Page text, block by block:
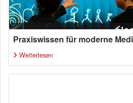
Praxiswissen für moderne
Weiterlesen